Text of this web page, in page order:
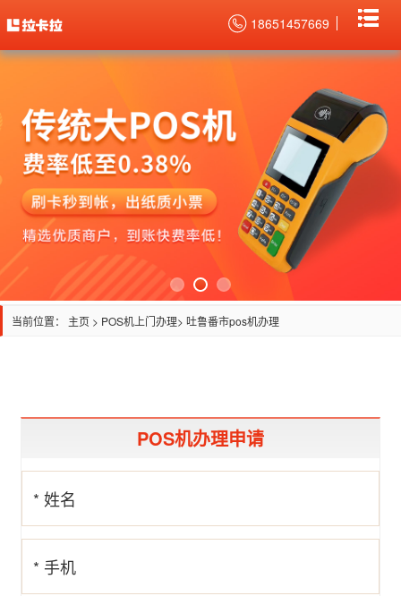
18651457669
当前位置： 主页 > POS机上门办理> 吐鲁番市pos机办理
POS机办理申请
* 姓名
* 手机